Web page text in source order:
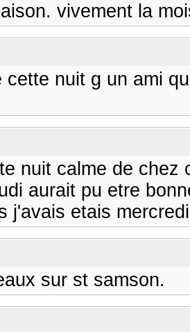
vivement la
cette nuit g un ami
nuit calme de
aurait pu etre
j'avais etais
sur st samson.